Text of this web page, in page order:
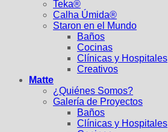
Teka®
Calha Úmida®
Staron en el Mundo
Baños
Cocinas
Clínicas y Hospitales
Creativos
Matte
¿Quiénes Somos?
Galería de Proyectos
Baños
Clínicas y Hospitales